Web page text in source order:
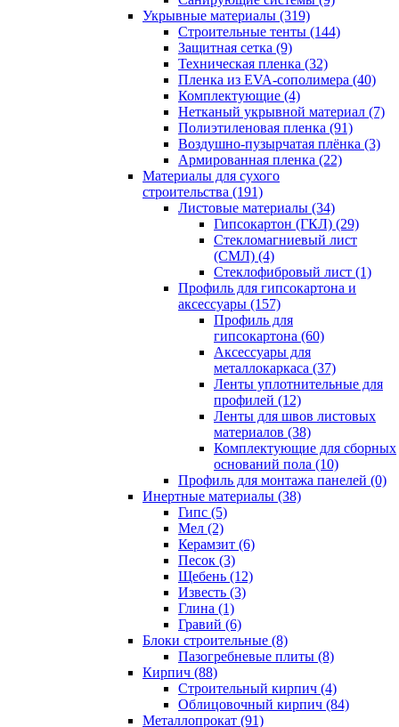
Укрывные материалы (319)
Строительные тенты (144)
Защитная сетка (9)
Техническая пленка (32)
Пленка из EVA-сополимера (40)
Комплектующие (4)
Нетканый укрывной материал (7)
Полиэтиленовая пленка (91)
Воздушно-пузырчатая плёнка (3)
Армированная пленка (22)
Материалы для сухого
строительства (191)
Листовые материалы (34)
Гипсокартон (ГКЛ) (29)
Стекломагниевый лист
(СМЛ) (4)
Cтеклофибровый лист (1)
Профиль для гипсокартона и
аксессуары (157)
Профиль для
гипсокартона (60)
Аксессуары для
металлокаркаса (37)
Ленты уплотнительные для
профилей (12)
Ленты для швов листовых
материалов (38)
Комплектующие для сборных
оснований пола (10)
Профиль для монтажа панелей (0)
Инертные материалы (38)
Гипс (5)
Мел (2)
Керамзит (6)
Песок (3)
Щебень (12)
Известь (3)
Глина (1)
Гравий (6)
Блоки строительные (8)
Пазогребневые плиты (8)
Кирпич (88)
Строительный кирпич (4)
Облицовочный кирпич (84)
Металлопрокат (91)